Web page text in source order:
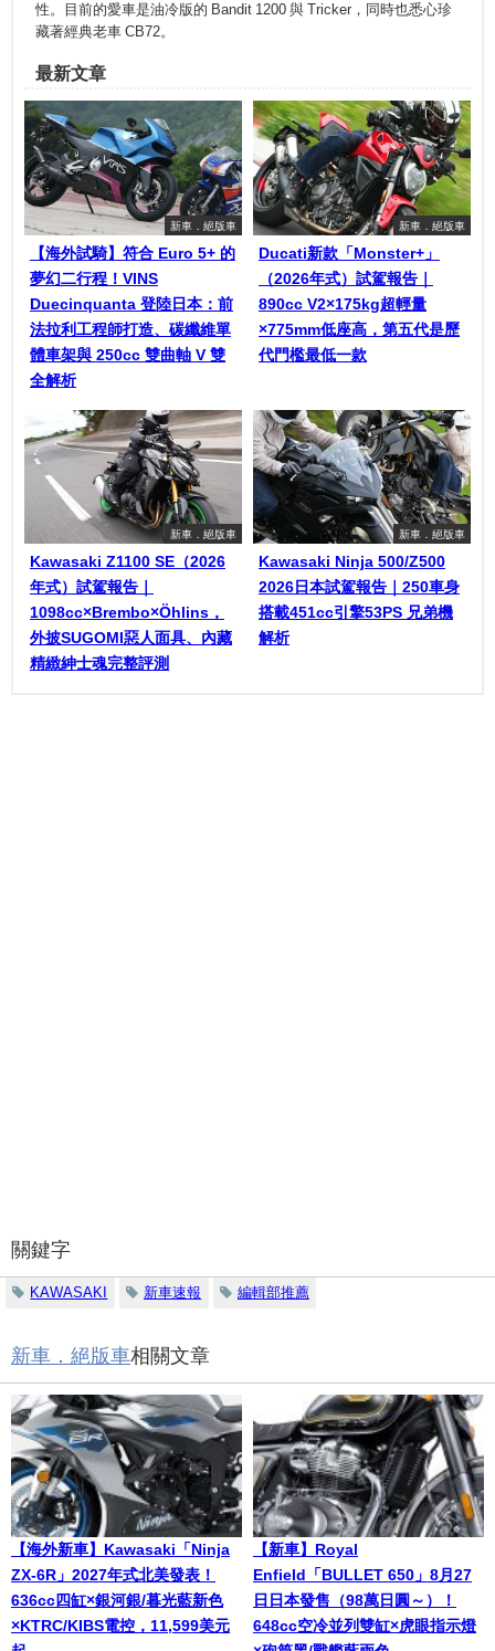
性。目前的愛車是油冷版的 Bandit 1200 與 Tricker，同時也悉心珍
藏著經典老車 CB72。
最新文章
新車．絕版車
【海外試騎】符合 Euro 5+ 的
夢幻二行程！VINS
Duecinquanta 登陸日本：前
法拉利工程師打造、碳纖維單
體車架與 250cc 雙曲軸 V 雙
全解析
新車．絕版車
Ducati新款「Monster+」
（2026年式）試駕報告｜
890cc V2×175kg超輕量
×775mm低座高，第五代是歷
代門檻最低一款
新車．絕版車
Kawasaki Z1100 SE（2026
年式）試駕報告｜
1098cc×Brembo×Öhlins，
外披SUGOMI惡人面具、內藏
精緻紳士魂完整評測
新車．絕版車
Kawasaki Ninja 500/Z500
2026日本試駕報告｜250車身
搭載451cc引擎53PS 兄弟機
解析
關鍵字
KAWASAKI 新車速報 編輯部推薦
新車．絕版車相關文章
【海外新車】Kawasaki「Ninja
ZX-6R」2027年式北美發表！
636cc四缸×銀河銀/暮光藍新色
×KTRC/KIBS電控，11,599美元
【新車】Royal
Enfield「BULLET 650」8月27
日日本發售（98萬日圓～）！
648cc空冷並列雙缸×虎眼指示燈